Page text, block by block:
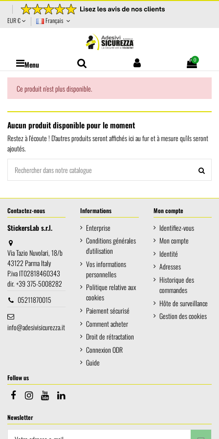
EUR € Français
Menu 0
Ce produit n'est plus disponible.
Aucun produit disponible pour le moment
Restez à l'écoute ! D'autres produits seront affichés ici au fur et à mesure qu'ils seront
ajoutés.
Contactez-nous
StickersLab s.r.l.
Via Tazio Nuvolari, 18/b
43122 Parma Italy
P.iva IT02818460343
dir. +39 375-5008282
05211870015
info@adesivisicurezza.it
Informations
Enterprise
Conditions générales
d'utilisation
Vos informations
personnelles
Politique relative aux
cookies
Paiement sécurisé
Comment acheter
Droit de rétractation
Connexion ODR
Guide
Mon compte
Identifiez-vous
Mon compte
Identité
Adresses
Historique des
commandes
Hôte de surveillance
Gestion des cookies
Follow us
Newsletter